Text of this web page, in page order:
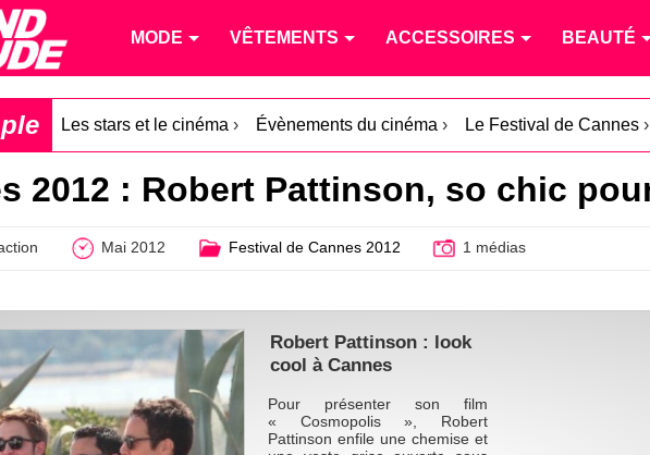
MODE VÊTEMENTS ACCESSOIRES BEAUTÉ
Les stars et le cinéma › Évènements du cinéma › Le Festival de Cannes ›
2012 : Robert Pattinson, so chic
Mai 2012 Festival de Cannes 2012 1 médias
Robert Pattinson : look
cool à Cannes
Pour présenter son film
« Cosmopolis », Robert
Pattinson enfile une chemise et